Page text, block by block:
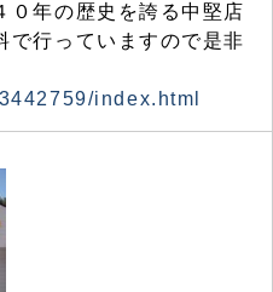
０年の歴史を誇る中堅店
で行っていますので是非
index.html